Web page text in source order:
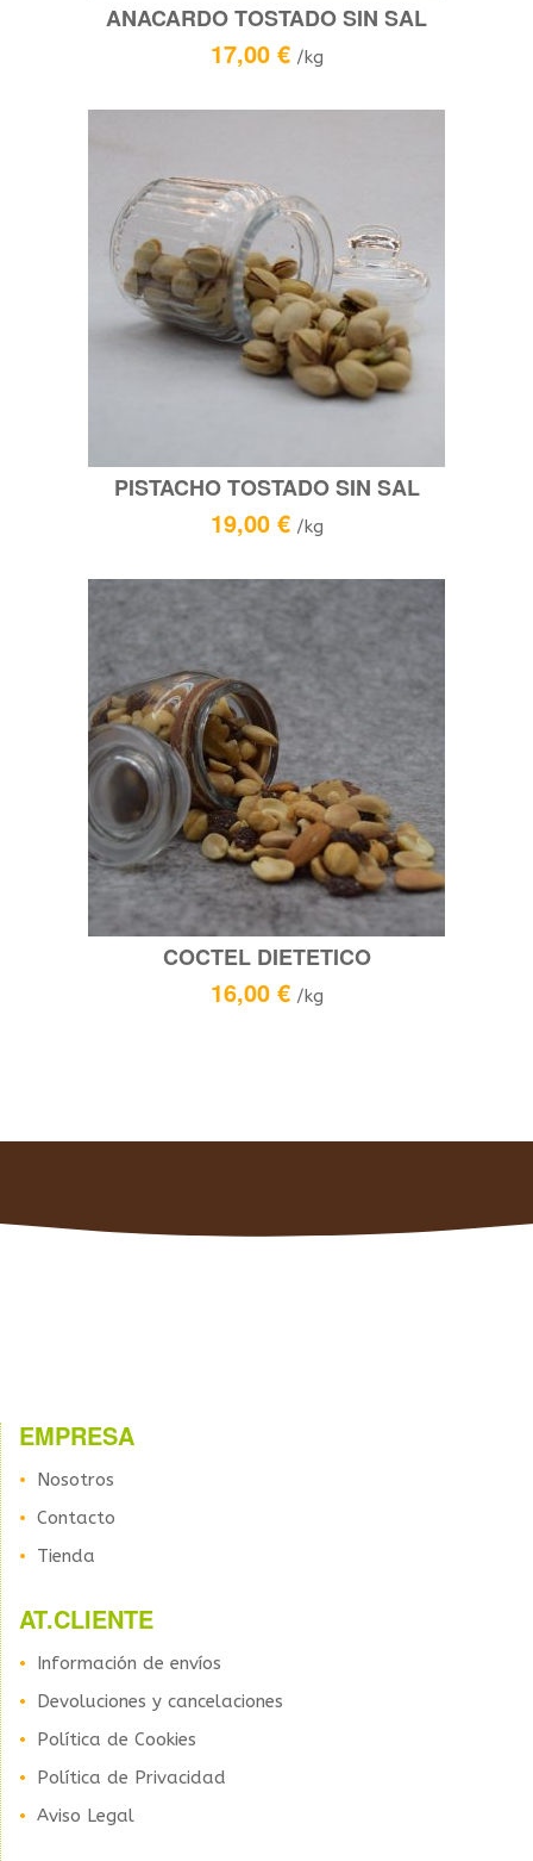
ANACARDO TOSTADO SIN SAL
17,00 €/kg
PISTACHO TOSTADO SIN SAL
19,00 €/kg
COCTEL DIETETICO
16,00 €/kg
EMPRESA
Nosotros
Contacto
Tienda
AT.CLIENTE
Información de envíos
Devoluciones y cancelaciones
Política de Cookies
Política de Privacidad
Aviso Legal